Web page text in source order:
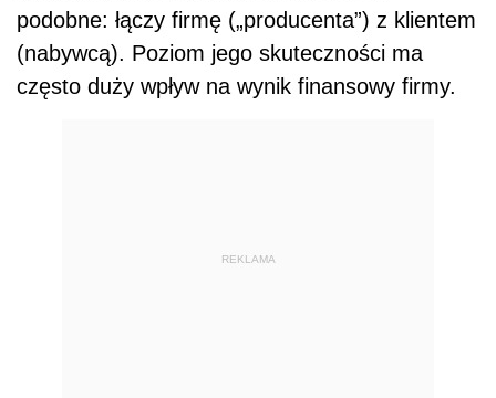
podobne: łączy firmę („producenta”) z klientem
(nabywcą). Poziom jego skuteczności ma
często duży wpływ na wynik finansowy firmy.
REKLAMA